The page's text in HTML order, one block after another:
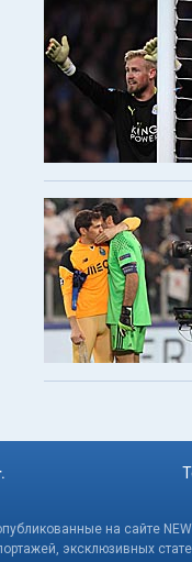
на сайте
эксклюзивных